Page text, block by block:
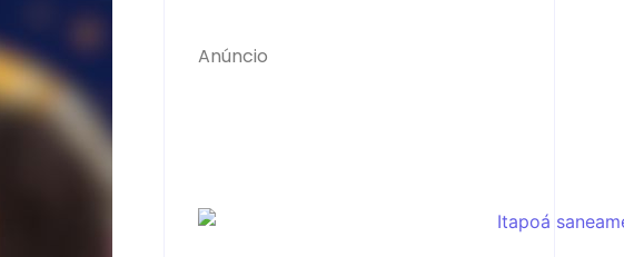
Anúncio